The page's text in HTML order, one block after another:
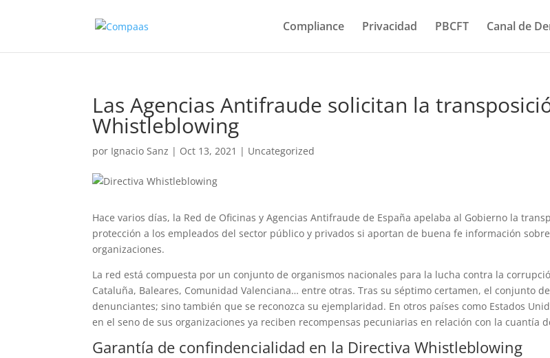
Compliance Privacidad PBCFT Canal de
Las Agencias Antifraude solicitan la
Whistleblowing
por Ignacio Sanz | Oct 13, 2021 | Uncategorized
Hace varios días, la Red de Oficinas y Agencias Antifraude de España apelaba al Gobierno la
protección a los empleados del sector público y privados si aportan de buena fe información
organizaciones.
La red está compuesta por un conjunto de organismos nacionales para la lucha contra la
Cataluña, Baleares, Comunidad Valenciana… entre otras. Tras su séptimo certamen, el conjunto
denunciantes; sino también que se reconozca su ejemplaridad. En otros países como Estados
en el seno de sus organizaciones ya reciben recompensas pecuniarias en relación con la cuantía
Garantía de confindencialidad en la Directiva Whistleblowing